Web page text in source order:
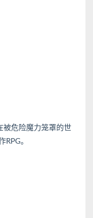
被危险魔力笼罩的世
。